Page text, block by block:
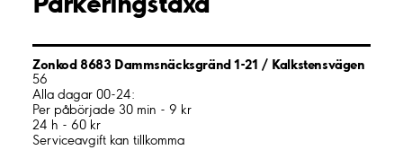
Zonkod 8683 Dammsnäcksgränd 1-21 / Kalkstensvägen
56
Alla dagar 00-24:
Per påbörjade 30 min - 9 kr
24 h - 60 kr
Serviceavgift kan tillkomma